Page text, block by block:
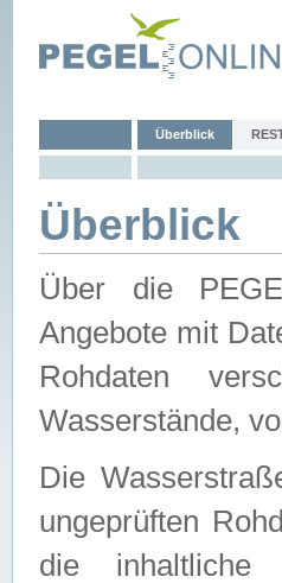
Überblick
Überblick
Über die
Angebote mit
Rohdaten
Wasserstände,
Die
ungeprüften
die inhaltliche